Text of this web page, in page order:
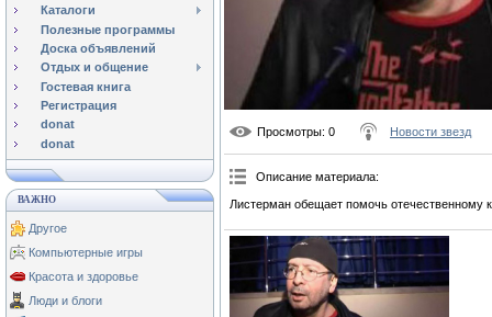
Каталоги
Полезные программы
Доска объявлений
Отдых и общение
Гостевая книга
Регистрация
donat
donat
ВАЖНО
Другое
Компьютерные игры
Красота и здоровье
Люди и блоги
Просмотры: 0 Новости звезд
Описание материала:
Листерман обещает помочь отечественному